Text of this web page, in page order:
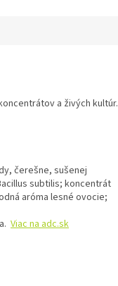
a živých kultúr.
čerešne, sušenej
subtilis; koncentrát
aróma lesné ovocie;
Viac na adc.sk